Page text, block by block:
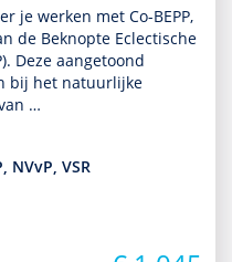
je werken met Co-BEPP,
de Beknopte Eclectische
Deze aan­ge­toond
bij het natuurlijke
…
NVvP, VSR